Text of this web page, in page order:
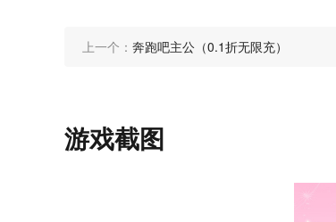
上一个： 奔跑吧主公（0.1折无限充）
游戏截图